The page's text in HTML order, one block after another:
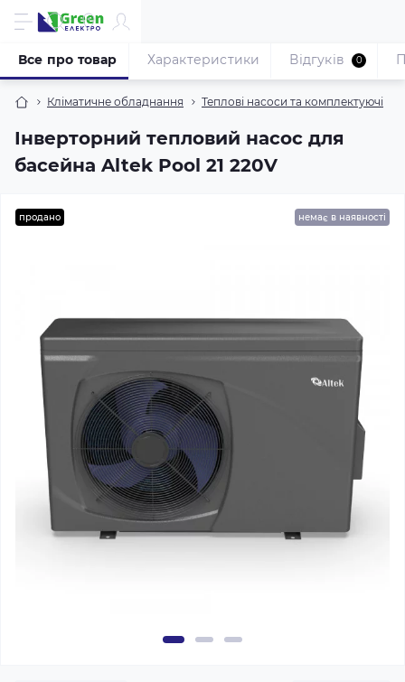
Кліматичне обладнання Теплові насоси та комплектуючі
Інверторний тепловий насос для
басейна Altek Pool 21 220V
Все про товар Характеристики Відгуків 0
продано немає в наявності